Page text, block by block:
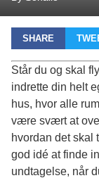
SHARE
Står du og skal
indrette din helt
hus, hvor alle
være svært at
hvordan det skal
god idé at finde
undtagelse, når